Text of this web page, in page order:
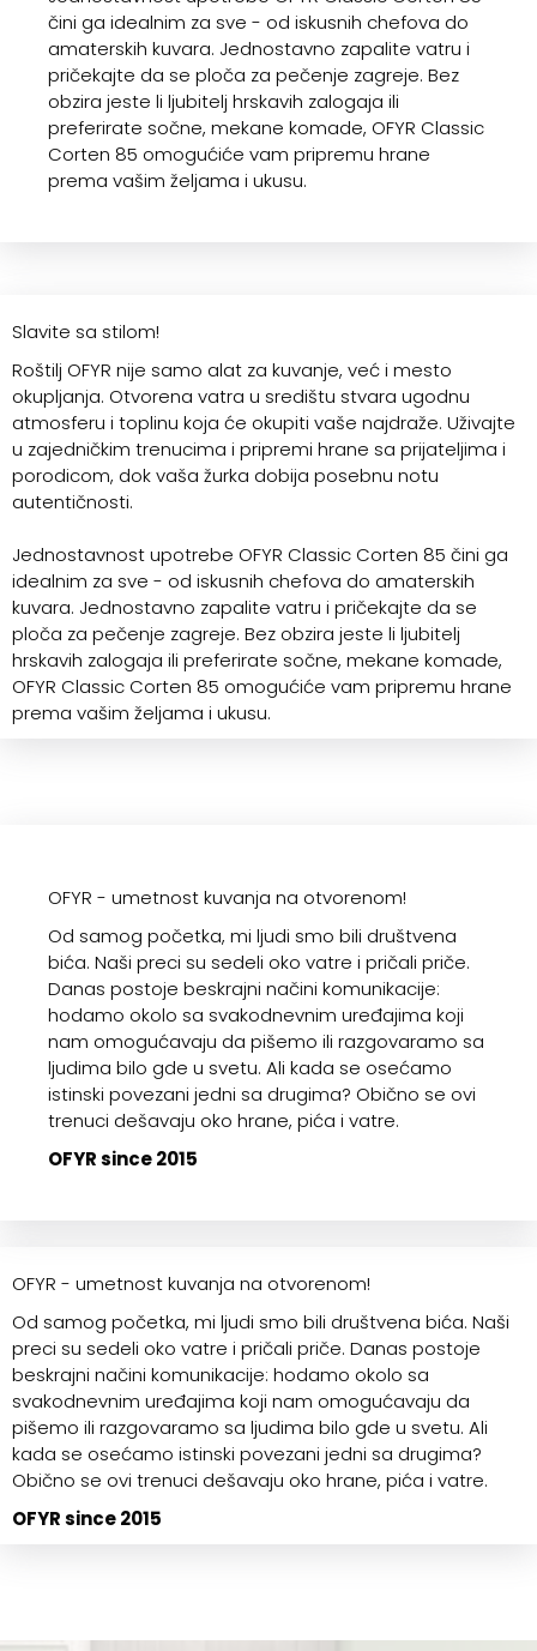
čini ga idealnim za sve - od iskusnih chefova do
amaterskih kuvara. Jednostavno zapalite vatru i
pričekajte da se ploča za pečenje zagreje. Bez
obzira jeste li ljubitelj hrskavih zalogaja ili
preferirate sočne, mekane komade, OFYR Classic
Corten 85 omogućiće vam pripremu hrane
prema vašim željama i ukusu.
Slavite sa stilom!
Roštilj OFYR nije samo alat za kuvanje, već i mesto
okupljanja. Otvorena vatra u središtu stvara ugodnu
atmosferu i toplinu koja će okupiti vaše najdraže. Uživajte
u zajedničkim trenucima i pripremi hrane sa prijateljima i
porodicom, dok vaša žurka dobija posebnu notu
autentičnosti.
Jednostavnost upotrebe OFYR Classic Corten 85 čini ga
idealnim za sve - od iskusnih chefova do amaterskih
kuvara. Jednostavno zapalite vatru i pričekajte da se
ploča za pečenje zagreje. Bez obzira jeste li ljubitelj
hrskavih zalogaja ili preferirate sočne, mekane komade,
OFYR Classic Corten 85 omogućiće vam pripremu hrane
prema vašim željama i ukusu.
OFYR - umetnost kuvanja na otvorenom!
Od samog početka, mi ljudi smo bili društvena
bića. Naši preci su sedeli oko vatre i pričali priče.
Danas postoje beskrajni načini komunikacije:
hodamo okolo sa svakodnevnim uređajima koji
nam omogućavaju da pišemo ili razgovaramo sa
ljudima bilo gde u svetu. Ali kada se osećamo
istinski povezani jedni sa drugima? Obično se ovi
trenuci dešavaju oko hrane, pića i vatre.
OFYR since 2015
OFYR - umetnost kuvanja na otvorenom!
Od samog početka, mi ljudi smo bili društvena bića. Naši
preci su sedeli oko vatre i pričali priče. Danas postoje
beskrajni načini komunikacije: hodamo okolo sa
svakodnevnim uređajima koji nam omogućavaju da
pišemo ili razgovaramo sa ljudima bilo gde u svetu. Ali
kada se osećamo istinski povezani jedni sa drugima?
Obično se ovi trenuci dešavaju oko hrane, pića i vatre.
OFYR since 2015